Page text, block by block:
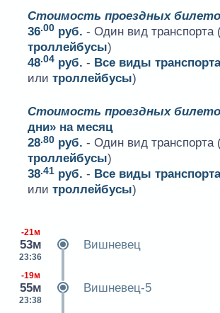
Стоимость проездных
36.00 руб. - Один вид транспорта
троллейбусы)
48.04 руб. - Все виды
илитроллейбусы)
Стоимость проездных
дни» на месяц
28.80 руб. - Один вид транспорта
троллейбусы)
38.41 руб. - Все виды
илитроллейбусы)
-21м
53м
23:36
Вишневец
-19м
55м
23:38
Вишневец-5